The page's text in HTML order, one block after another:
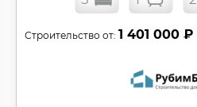
Строительство от: 1 401 000 ₽